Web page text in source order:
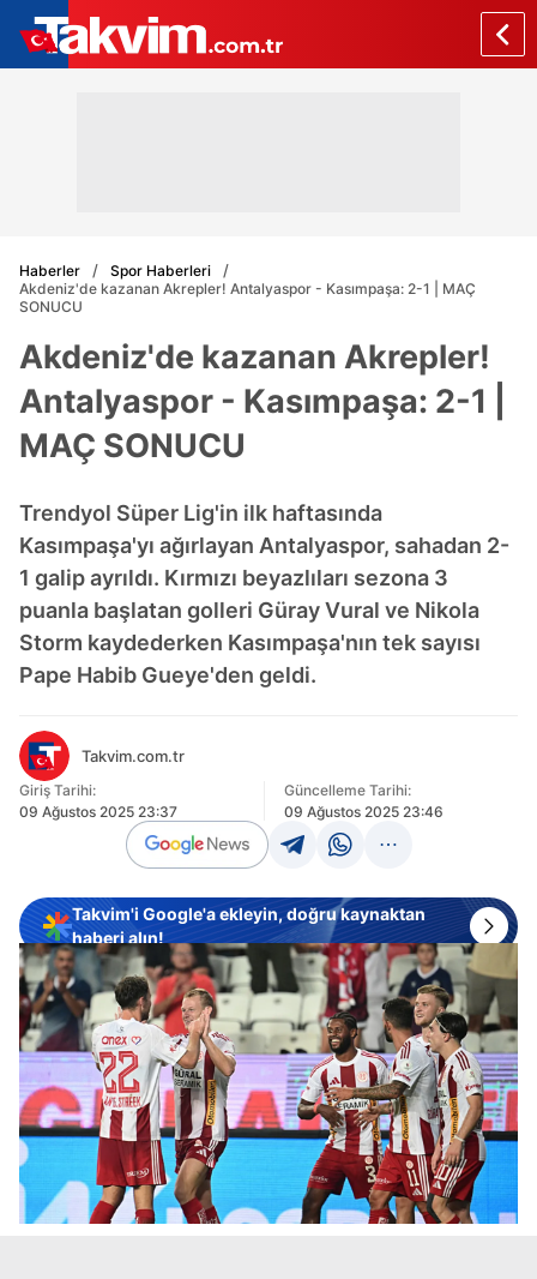
Haberler
Spor Haberleri
Akdeniz'de kazanan Akrepler! Antalyaspor - Kasımpaşa: 2-1 | MAÇ
SONUCU
Akdeniz'de kazanan Akrepler!
Antalyaspor - Kasımpaşa: 2-1 |
MAÇ SONUCU
Trendyol Süper Lig'in ilk haftasında
Kasımpaşa'yı ağırlayan Antalyaspor, sahadan 2-
1 galip ayrıldı. Kırmızı beyazlıları sezona 3
puanla başlatan golleri Güray Vural ve Nikola
Storm kaydederken Kasımpaşa'nın tek sayısı
Pape Habib Gueye'den geldi.
Takvim.com.tr
Giriş Tarihi:
09 Ağustos 2025 23:37
Güncelleme Tarihi:
09 Ağustos 2025 23:46
Takvim'i Google'a ekleyin, doğru kaynaktan
haberi alın!